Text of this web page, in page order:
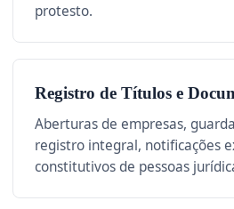
protesto.
Registro de Títulos e
Aberturas de empresas,
registro integral, notificações
constitutivos de pessoas